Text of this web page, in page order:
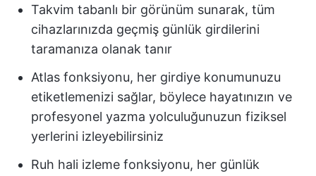
Takvim tabanlı bir görünüm sunarak, tüm
cihazlarınızda geçmiş günlük girdilerini
taramanıza olanak tanır
Atlas fonksiyonu, her girdiye konumunuzu
etiketlemenizi sağlar, böylece hayatınızın ve
profesyonel yazma yolculuğunuzun fiziksel
yerlerini izleyebilirsiniz
Ruh hali izleme fonksiyonu, her günlük